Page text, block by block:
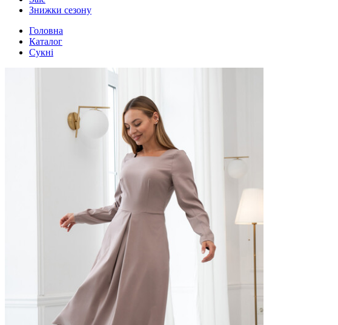
Знижки сезону
Головна
Каталог
Сукні